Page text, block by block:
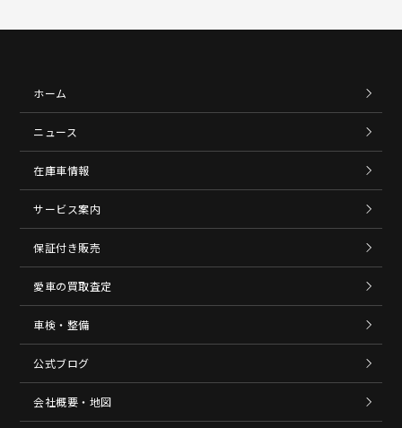
ホーム
ニュース
在庫車情報
サービス案内
保証付き販売
愛車の買取査定
車検・整備
公式ブログ
会社概要・地図